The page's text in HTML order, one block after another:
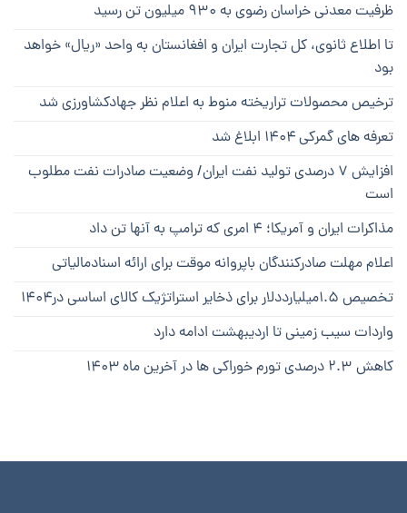
ظرفیت معدنی خراسان رضوی به ۹۳۰ میلیون تن رسید
تا اطلاع ثانوی، کل تجارت ایران و افغانستان به واحد «ریال» خواهد
بود
ترخیص محصولات تراریخته منوط به اعلام نظر جهادکشاورزی شد
تعرفه های گمرکی ۱۴۰۴ ابلاغ شد
افزایش ۷ درصدی تولید نفت ایران/ وضعیت صادرات نفت مطلوب
است
مذاکرات ایران و آمریکا؛ ۴ امری که ترامپ به آنها تن داد
اعلام مهلت صادرکنندگان باپروانه موقت برای ارائه اسنادمالیاتی
تخصیص ۱.۵میلیارددلار برای ذخایر استراتژیک کالای اساسی در۱۴۰۴
واردات سیب زمینی تا اردیبهشت ادامه دارد
کاهش ۲.۳ درصدی تورم خوراکی ها در آخرین ماه ۱۴۰۳